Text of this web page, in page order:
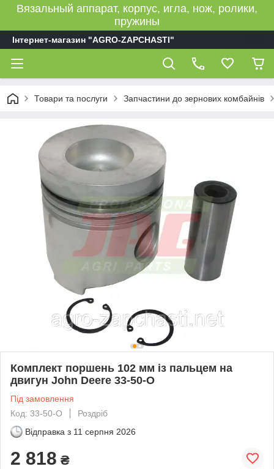
Вязальный аппарат, корпус, игла, нож, ролики,
пружины
Інтернет-магазин "AGRO-ZAPCHASTI"
Товари та послуги Запчастини до зернових комбайнів
Комплект поршень 102 мм із пальцем на
двигун John Deere 33-50-O
Під замовлення
Код: 33-50-O
Роздріб
Відправка з 11 серпня 2026
2 818 ₴